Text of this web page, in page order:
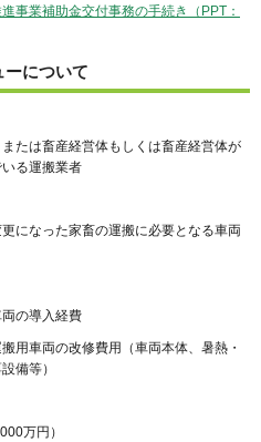
事業補助金交付事務の手続き（PPT：
ーについて
たは畜産経営体もしくは畜産経営体が
る運搬業者
になった家畜の運搬に必要となる車両
の導入経費
用車両の改修費用（車両本体、暑熱・
備等）
万円）